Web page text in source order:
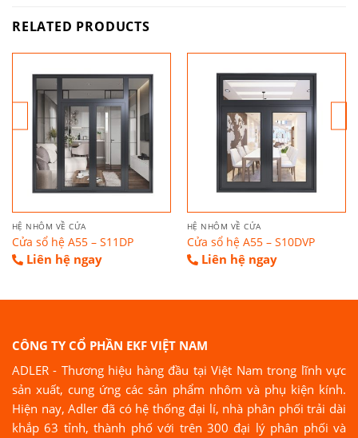
RELATED PRODUCTS
HỆ NHÔM VỀ CỬA
Cửa sổ hệ A55 – S11DP
Liên hệ ngay
HỆ NHÔM VỀ CỬA
Cửa sổ hệ A55 – S10DVP
Liên hệ ngay
CÔNG TY CỔ PHẦN EKF VIỆT NAM
ADLER - Thương hiệu hàng đầu tại Việt Nam trong lĩnh vực
sản xuất, cung ứng các sản phẩm nhôm và phụ kiện kính.
Hiện nay, Adler đã có hệ thống đại lí, nhà phân phối trải dài
khắp 63 tỉnh, thành phố với trên 300 đại lý phân phối và